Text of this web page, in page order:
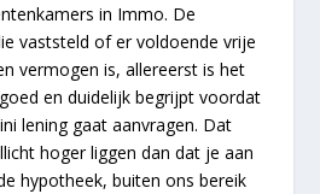
in Immo. De
vaststeld of er voldoende vrije
vermogen is, allereerst is het
en duidelijk begrijpt voordat
lening gaat aanvragen. Dat
hoger liggen dan dat je aan
hypotheek, buiten ons bereik